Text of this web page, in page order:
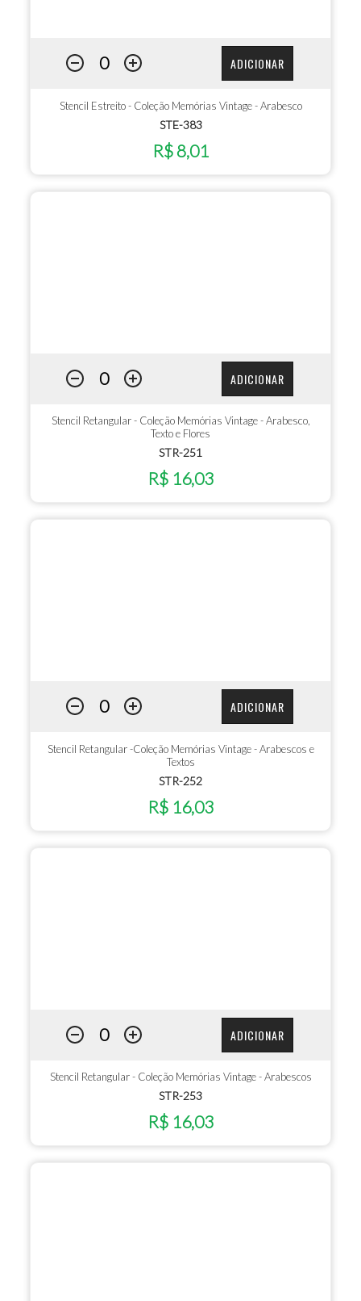
ADICIONAR
Stencil Estreito - Coleção Memórias Vintage - Arabesco
STE-383
R$ 8,01
ADICIONAR
Stencil Retangular - Coleção Memórias Vintage - Arabesco,
Texto e Flores
STR-251
R$ 16,03
ADICIONAR
Stencil Retangular -Coleção Memórias Vintage - Arabescos e
Textos
STR-252
R$ 16,03
ADICIONAR
Stencil Retangular - Coleção Memórias Vintage - Arabescos
STR-253
R$ 16,03